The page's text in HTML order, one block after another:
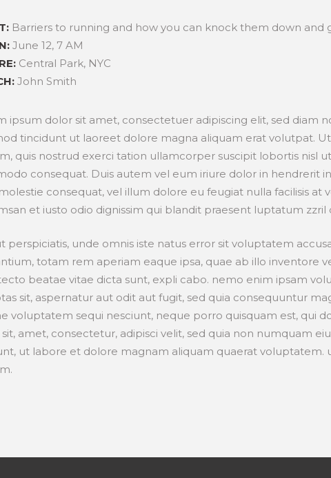
Barriers to running and how you can knock them down and
June 12, 7 AM
Central Park, NYC
John Smith
ipsum dolor sit amet, consectetuer adipiscing elit, sed diam
tincidunt ut laoreet dolore magna aliquam erat volutpat.
quis nostrud exerci tation ullamcorper suscipit lobortis nisl
consequat. Duis autem vel eum iriure dolor in hendrerit
consequat, vel illum dolore eu feugiat nulla facilisis at
et iusto odio dignissim qui blandit praesent luptatum zzril
perspiciatis, unde omnis iste natus error sit voluptatem
totam rem aperiam eaque ipsa, quae ab illo inventore
beatae vitae dicta sunt, expli cabo. nemo enim ipsam
sit, aspernatur aut odit aut fugit, sed quia consequuntur
voluptatem sequi nesciunt, neque porro quisquam est, qui
amet, consectetur, adipisci velit, sed quia non numquam
ut labore et dolore magnam aliquam quaerat voluptatem.